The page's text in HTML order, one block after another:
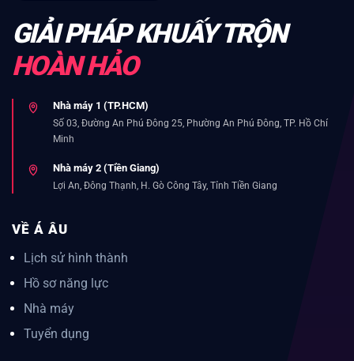
GIẢI PHÁP KHUẤY TRỘN
HOÀN HẢO
Nhà máy 1 (TP.HCM)
Số 03, Đường An Phú Đông 25, Phường An Phú Đông, TP. Hồ Chí
Minh
Nhà máy 2 (Tiền Giang)
Lợi An, Đông Thạnh, H. Gò Công Tây, Tỉnh Tiền Giang
VỀ Á ÂU
Lịch sử hình thành
Hồ sơ năng lực
Nhà máy
Tuyển dụng